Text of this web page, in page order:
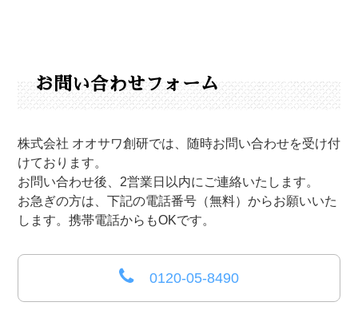
お問い合わせフォーム
株式会社 オオサワ創研では、随時お問い合わせを受け付
けております。
お問い合わせ後、2営業日以内にご連絡いたします。
お急ぎの方は、下記の電話番号（無料）からお願いいた
します。携帯電話からもOKです。
0120-05-8490